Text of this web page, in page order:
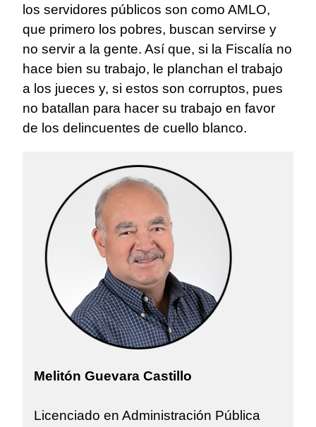
los servidores públicos son como AMLO,
que primero los pobres, buscan servirse y
no servir a la gente. Así que, si la Fiscalía no
hace bien su trabajo, le planchan el trabajo
a los jueces y, si estos son corruptos, pues
no batallan para hacer su trabajo en favor
de los delincuentes de cuello blanco.
Melitón Guevara Castillo
Licenciado en Administración Pública